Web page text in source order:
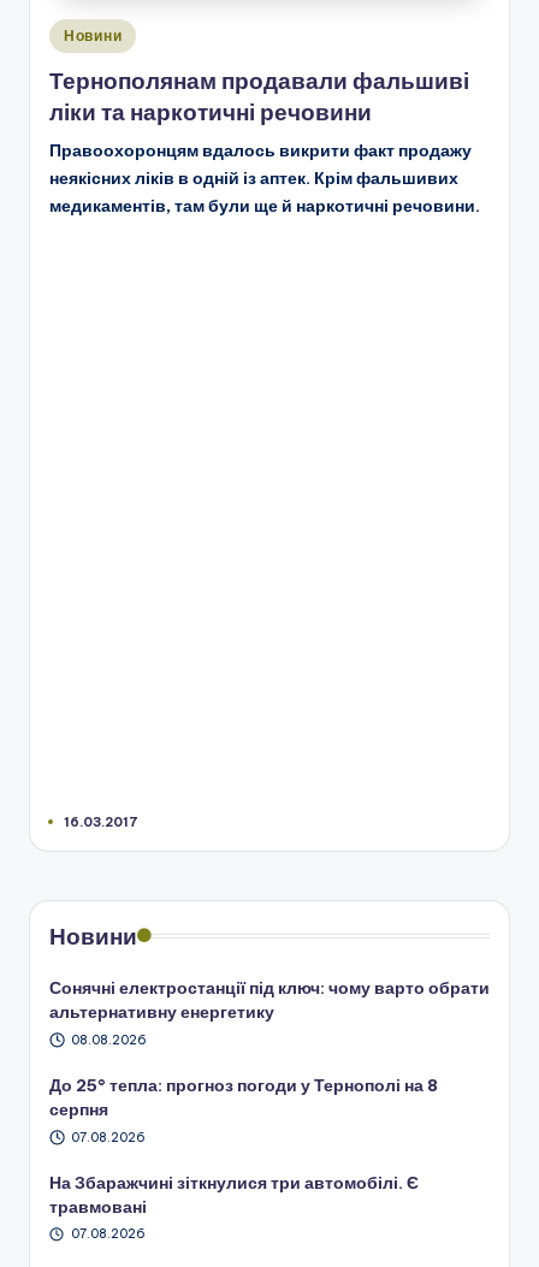
Опубліковано
Новини
Тернополянам продавали фальшиві
ліки та наркотичні речовини
Правоохоронцям вдалось викрити факт продажу
неякісних ліків в одній із аптек. Крім фальшивих
медикаментів, там були ще й наркотичні речовини.
16.03.2017
Новини
Сонячні електростанції під ключ: чому варто обрати
альтернативну енергетику
08.08.2026
До 25° тепла: прогноз погоди у Тернополі на 8
серпня
07.08.2026
На Збаражчині зіткнулися три автомобілі. Є
травмовані
07.08.2026